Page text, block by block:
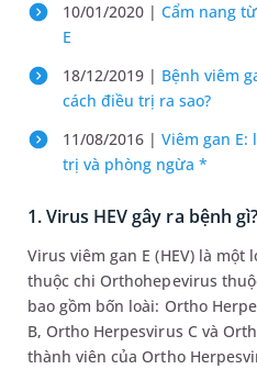
10/01/2020 | Cẩm nang
E
18/12/2019 | Bệnh viêm
cách điều trị ra sao?
11/08/2016 | Viêm gan E:
trị và phòng ngừa *
1. Virus HEV gây ra bệnh gì?
Virus viêm gan E (HEV) là một
thuộc chi Orthohepevirus
bao gồm bốn loài: Ortho
B, Ortho Herpesvirus C và
thành viên của Ortho